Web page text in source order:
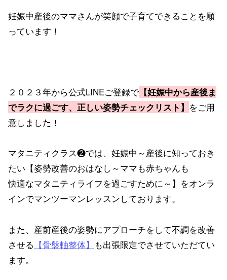
妊娠中産後のママさんが笑顔で子育てできることを願
っています！
２０２３年から公式LINEご登録で 【妊娠中から産後ま
でラクに過ごす、正しい姿勢チェックリスト】 をご用
意しました！
マタニティクラス❷では、妊娠中～産後に知っておき
たい【姿勢改善のおはなし～ママも赤ちゃんも
快適なマタニティライフを過ごすために～】をオンラ
インでマンツーマンレッスンしております。
また、産前産後の姿勢にアプローチをして不調を改善
させる 【骨盤軸整体】 も出張限定でさせていただてい
ます。